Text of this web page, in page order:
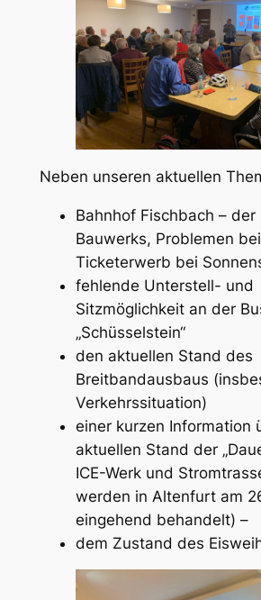
Neben unseren aktuellen
Bahnhof Fischbach –
Bauwerks, Problemen
Ticketerwerb bei
fehlende Unterstell- und
Sitzmöglichkeit an der
„Schüsselstein“
den aktuellen Stand des
Breitbandausbaus
Verkehrssituation)
einer kurzen Information
aktuellen Stand der
ICE-Werk und
werden in Altenfurt am
eingehend behandelt) –
dem Zustand des